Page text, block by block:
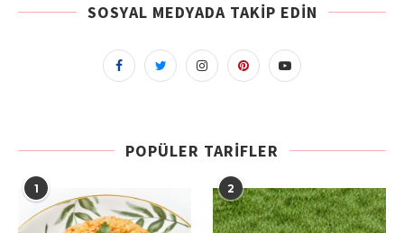
SOSYAL MEDYADA TAKIP EDIN
POPÜLER TARIFLER
1 2